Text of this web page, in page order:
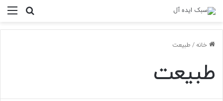
خانه/طبیعت
طبیعت